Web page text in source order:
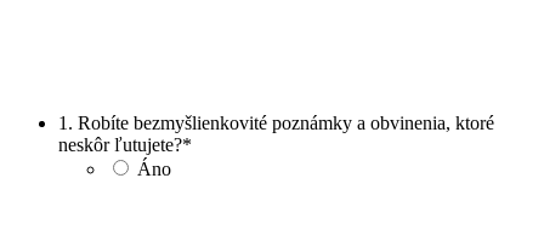
1. Robíte bezmyšlienkovité poznámky a obvinenia, ktoré
neskôr ľutujete?*
Áno